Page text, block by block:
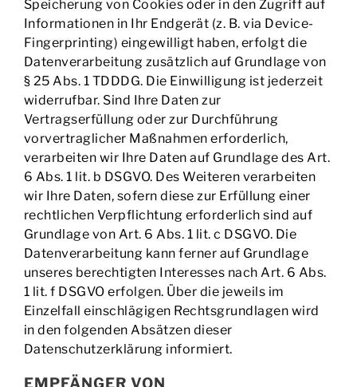
Speicherung von Cookies oder in den Zugriff auf
Informationen in Ihr Endgerät (z. B. via Device-
Fingerprinting) eingewilligt haben, erfolgt die
Datenverarbeitung zusätzlich auf Grundlage von
§ 25 Abs. 1 TDDDG. Die Einwilligung ist jederzeit
widerrufbar. Sind Ihre Daten zur
Vertragserfüllung oder zur Durchführung
vorvertraglicher Maßnahmen erforderlich,
verarbeiten wir Ihre Daten auf Grundlage des Art.
6 Abs. 1 lit. b DSGVO. Des Weiteren verarbeiten
wir Ihre Daten, sofern diese zur Erfüllung einer
rechtlichen Verpflichtung erforderlich sind auf
Grundlage von Art. 6 Abs. 1 lit. c DSGVO. Die
Datenverarbeitung kann ferner auf Grundlage
unseres berechtigten Interesses nach Art. 6 Abs.
1 lit. f DSGVO erfolgen. Über die jeweils im
Einzelfall einschlägigen Rechtsgrundlagen wird
in den folgenden Absätzen dieser
Datenschutzerklärung informiert.